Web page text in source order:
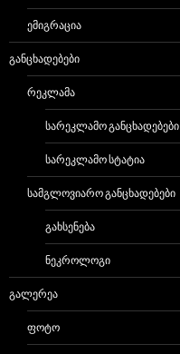
ᲔᲛᲘᲒᲠᲐᲪᲘᲐ
ᲒᲐᲜᲪᲮᲐᲓᲔᲑᲔᲑᲘ
ᲠᲔᲙᲚᲐᲛᲐ
ᲡᲐᲠᲔᲙᲚᲐᲛᲝ ᲒᲐᲜᲪᲮᲐᲓᲔᲑᲔᲑᲘ
ᲡᲐᲠᲔᲙᲚᲐᲛᲝ ᲡᲢᲐᲢᲘᲐ
ᲡᲐᲛᲒᲚᲝᲕᲘᲐᲠᲝ ᲒᲐᲜᲪᲮᲐᲓᲔᲑᲔᲑᲘ
ᲒᲐᲮᲡᲔᲜᲔᲑᲐ
ᲜᲔᲙᲠᲝᲚᲝᲒᲘ
ᲒᲐᲚᲔᲠᲔᲐ
ᲤᲝᲢᲝ